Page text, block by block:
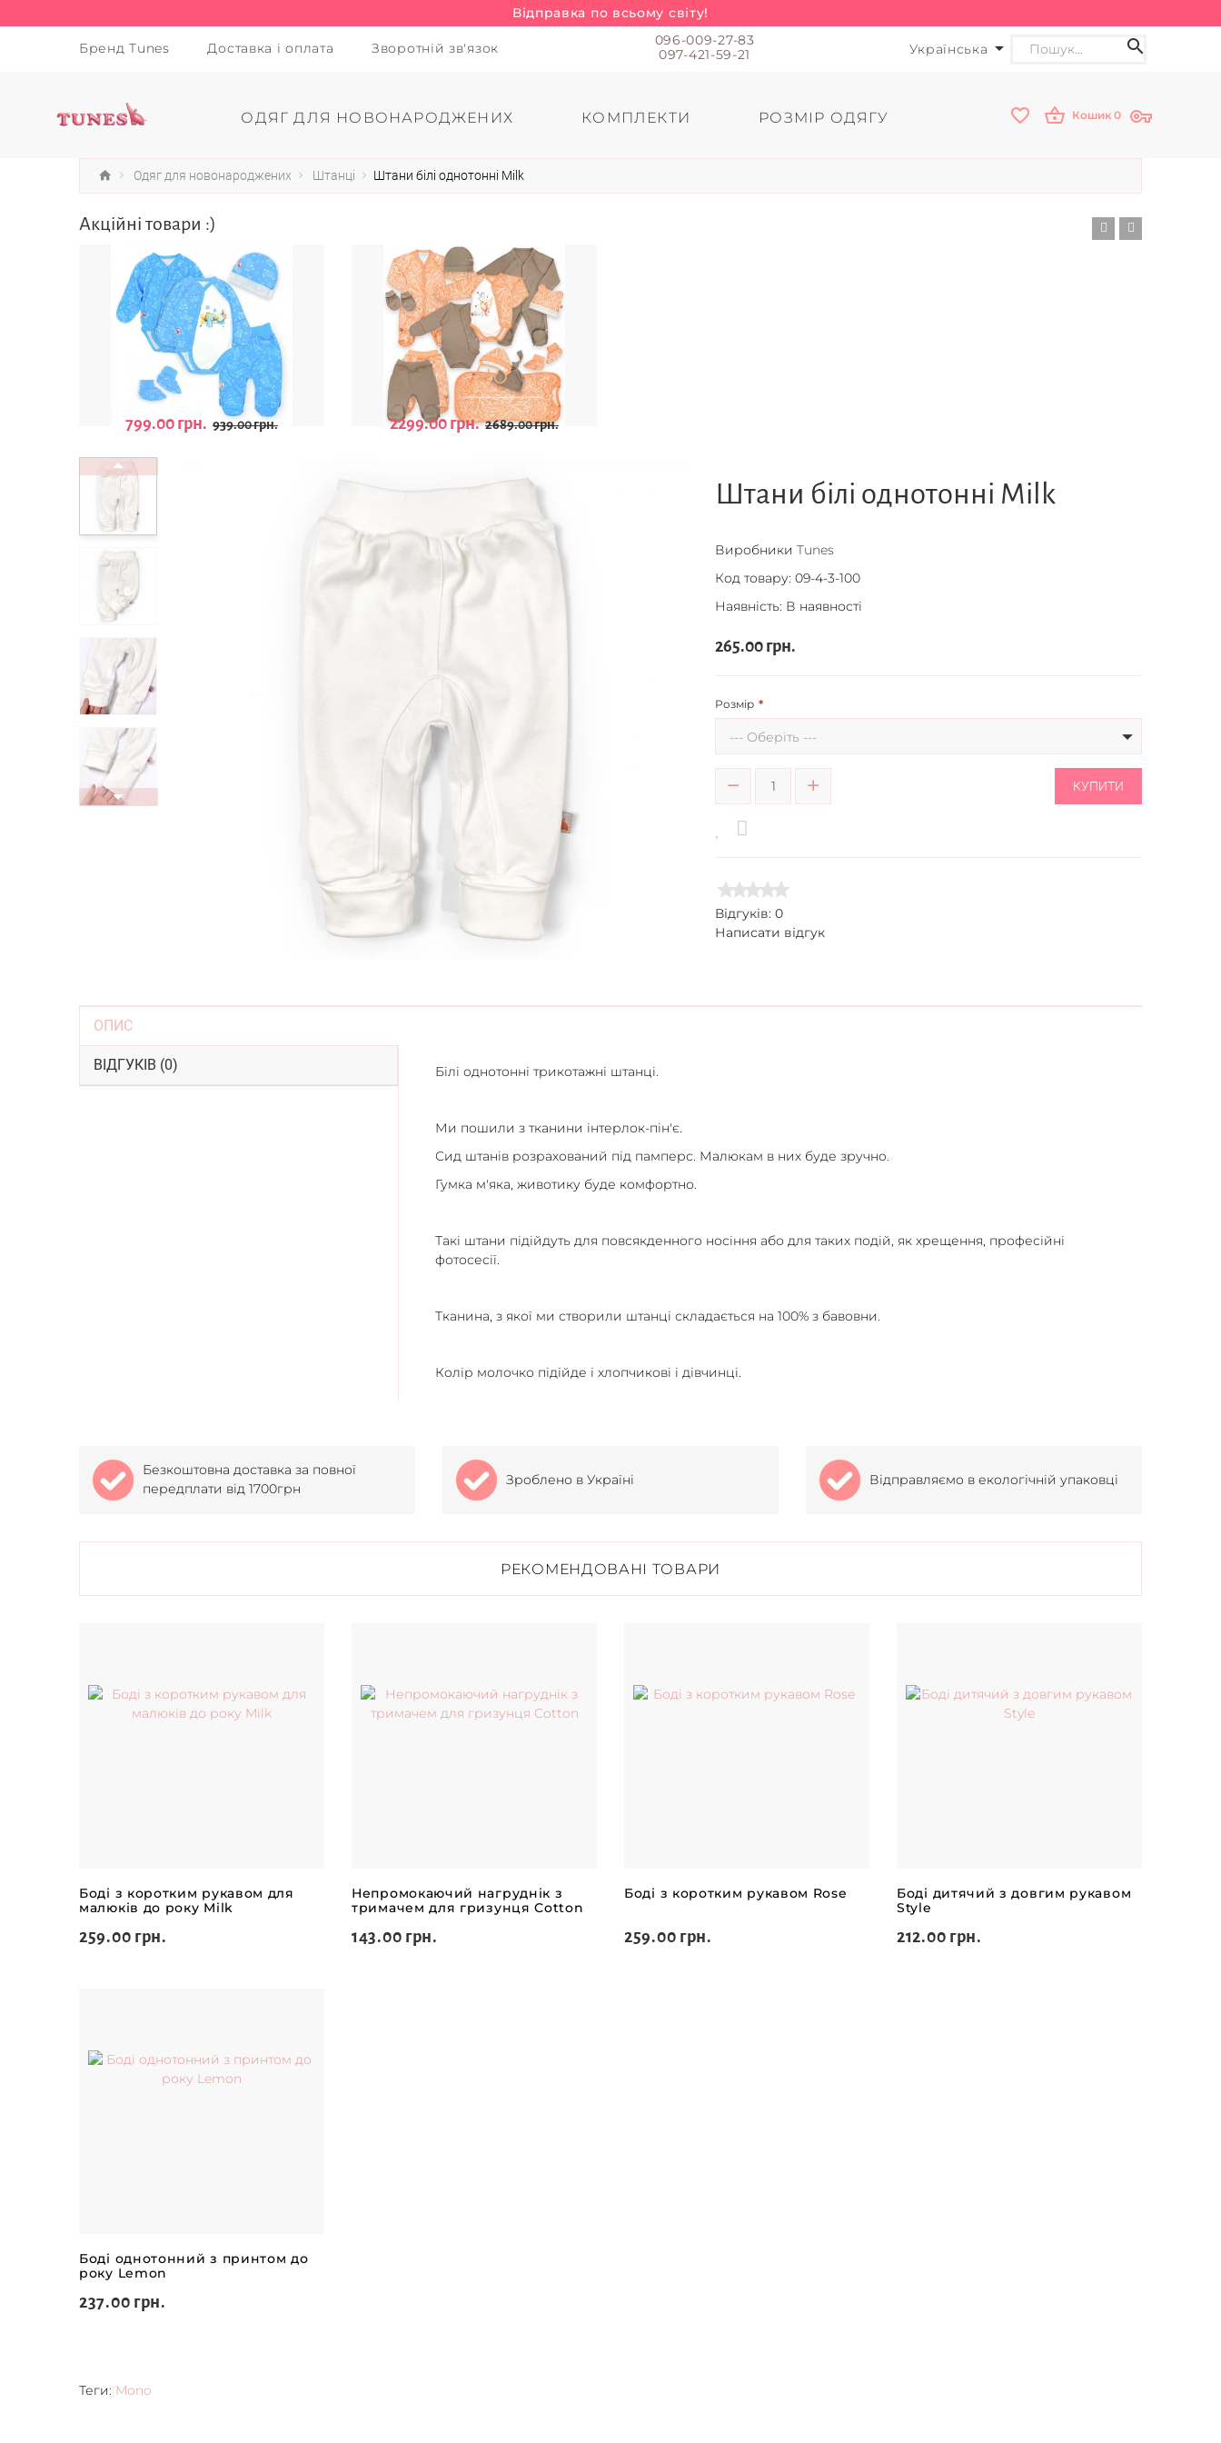
Відправка по всьому світу!
Бренд Tunes Доставка і оплата Зворотній зв'язок Українська
096-009-27-83
097-421-59-21
ОДЯГ ДЛЯ НОВОНАРОДЖЕНИХ КОМПЛЕКТИ РОЗМІР ОДЯГУ Кошик 0
Одяг для новонароджених Штанці Штани білі однотонні Milk
Акційні товари :)
799.00 грн. 939.00 грн. 2299.00 грн. 2689.00 грн.
Штани білі однотонні Milk
Виробники Tunes
Код товару: 09-4-3-100
Наявність: В наявності
265.00 грн.
Розмір
--- Оберіть ---
КУПИТИ
Відгуків: 0
Написати відгук
ОПИС
ВІДГУКІВ (0) Білі однотонні трикотажні штанці.
Ми пошили з тканини інтерлок-пін'є.
Сид штанів розрахований під памперс. Малюкам в них буде зручно.
Гумка м'яка, животику буде комфортно.
Такі штани підійдуть для повсякденного носіння або для таких подій, як хрещення, професійні
фотосесії.
Тканина, з якої ми створили штанці складається на 100% з бавовни.
Колір молочко підійде і хлопчикові і дівчинці.
Безкоштовна доставка за повної
передплати від 1700грн
Зроблено в Україні Відправляємо в екологічній упаковці
РЕКОМЕНДОВАНІ ТОВАРИ
Боді з коротким рукавом для
малюків до року Milk
259.00 грн.
Непромокаючий нагруднік з
тримачем для гризунця Cotton
143.00 грн.
Боді з коротким рукавом Rose
259.00 грн.
Боді дитячий з довгим рукавом
Style
212.00 грн.
Боді однотонний з принтом до
року Lemon
237.00 грн.
Теги: Mono